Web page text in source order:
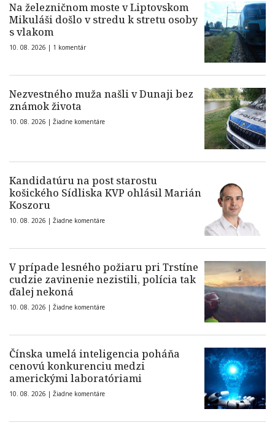
Na železničnom moste v Liptovskom
Mikuláši došlo v stredu k stretu osoby
s vlakom
10. 08. 2026 | 1 komentár
Nezvestného muža našli v Dunaji bez
známok života
10. 08. 2026 | Žiadne komentáre
Kandidatúru na post starostu
košického Sídliska KVP ohlásil Marián
Koszoru
10. 08. 2026 | Žiadne komentáre
V prípade lesného požiaru pri Trstíne
cudzie zavinenie nezistili, polícia tak
ďalej nekoná
10. 08. 2026 | Žiadne komentáre
Čínska umelá inteligencia poháňa
cenovú konkurenciu medzi
americkými laboratóriami
10. 08. 2026 | Žiadne komentáre